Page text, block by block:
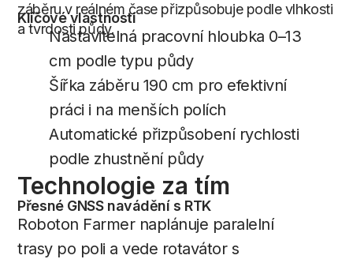
záběru v reálném čase přizpůsobuje podle vlhkosti
a tvrdosti půdy.
Klíčové vlastnosti
Nastavitelná pracovní hloubka 0–13
cm podle typu půdy
Šířka záběru 190 cm pro efektivní
práci i na menších polích
Automatické přizpůsobení rychlosti
podle zhustnění půdy
Technologie za tím
Přesné GNSS navádění s RTK
Roboton Farmer naplánuje paralelní
trasy po poli a vede rotavátor s